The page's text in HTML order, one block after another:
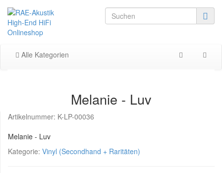
Alle Kategorien
Melanie - Luv
Artikelnummer: K-LP-00036
Melanie - Luv
Kategorie: Vinyl (Secondhand + Raritäten)